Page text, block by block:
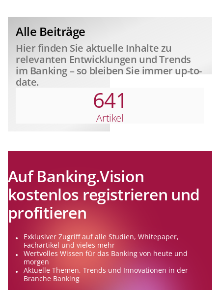
Alle Beiträge
Hier finden Sie aktuelle Inhalte zu
relevanten Entwicklungen und Trends
im Banking – so bleiben Sie immer up-to-
date.
641
Artikel
Auf Banking.Vision
kostenlos registrieren und
profitieren
Exklusiver Zugriff auf alle Studien, Whitepaper,
Fachartikel und vieles mehr
Wertvolles Wissen für das Banking von heute und
morgen
Aktuelle Themen, Trends und Innovationen in der
Branche Banking